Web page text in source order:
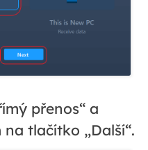
přenos“ a
tlačítko „Další“.